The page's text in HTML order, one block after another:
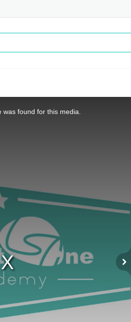
found for this media.